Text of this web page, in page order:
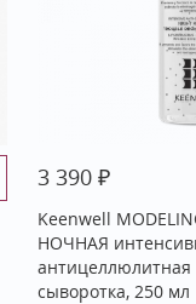
3 390 ₽
Keenwell
НОЧНАЯ
сыворотка, 250 мл